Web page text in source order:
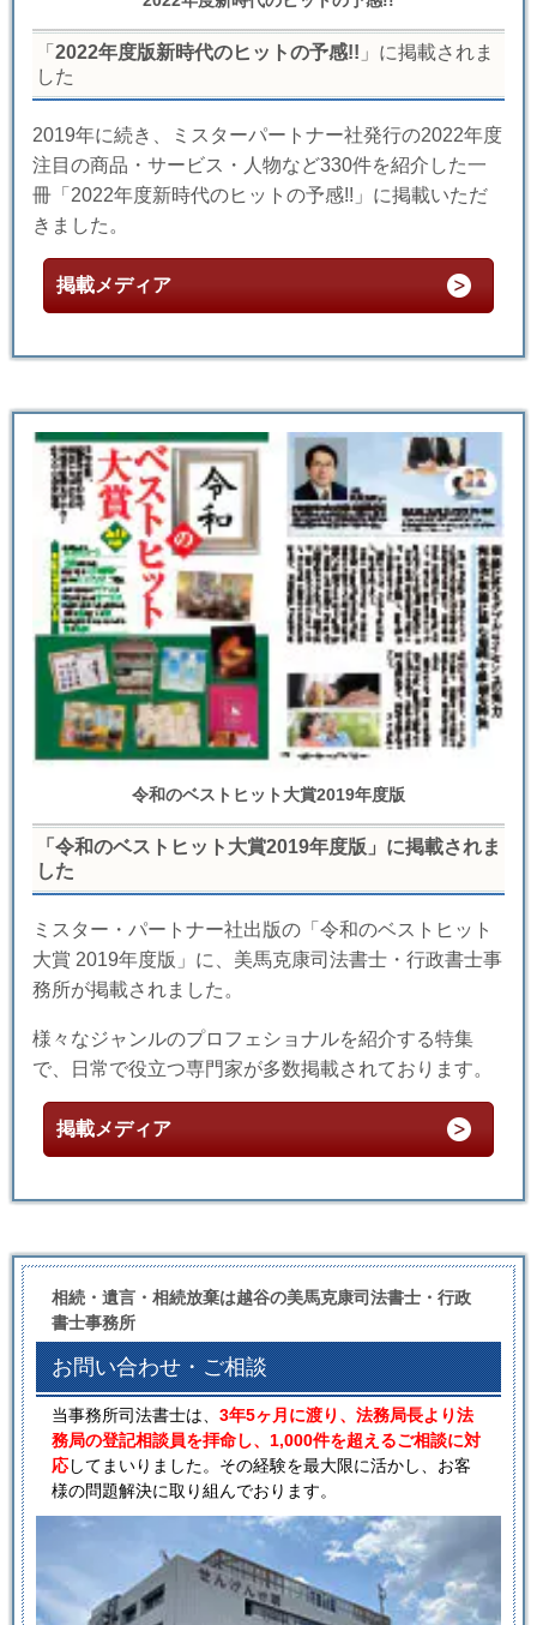
「 2022年度版新時代のヒットの予感!! 」に掲載されま
した
2019年に続き、ミスターパートナー社発行の2022年度
注目の商品・サービス・人物など330件を紹介した一
冊「2022年度新時代のヒットの予感!!」に掲載いただ
きました。
掲載メディア
令和のベストヒット大賞2019年度版
「令和のベストヒット大賞2019年度版」に掲載されま
した
ミスター・パートナー社出版の「令和のベストヒット
大賞 2019年度版」に、美馬克康司法書士・行政書士事
務所が掲載されました。
様々なジャンルのプロフェショナルを紹介する特集
で、日常で役立つ専門家が多数掲載されております。
掲載メディア
相続・遺言・相続放棄は越谷の美馬克康司法書士・行政
書士事務所
お問い合わせ・ご相談
当事務所司法書士は、 3年5ヶ月に渡り、法務局長より法
務局の登記相談員を拝命し、1,000件を超えるご相談に対
応してまいりました。その経験を最大限に活かし、お客
様の問題解決に取り組んでおります。